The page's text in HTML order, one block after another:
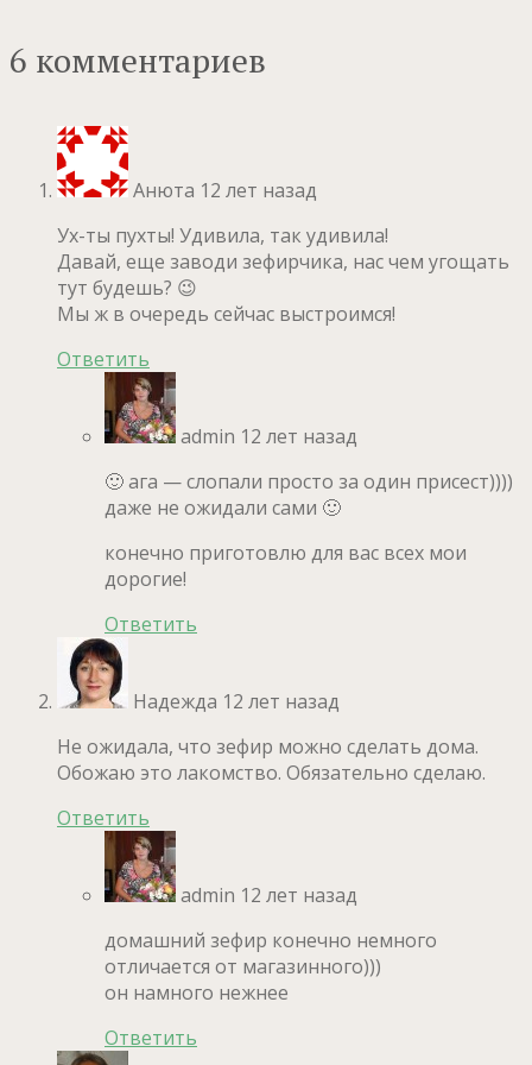
6 комментариев
Анюта 12 лет назад
Ух-ты пухты! Удивила, так удивила!
Давай, еще заводи зефирчика, нас чем угощать
тут будешь? 😉
Мы ж в очередь сейчас выстроимся!
Ответить
admin 12 лет назад
🙂 ага — слопали просто за один присест))))
даже не ожидали сами 🙂
конечно приготовлю для вас всех мои
дорогие!
Ответить
Надежда 12 лет назад
Не ожидала, что зефир можно сделать дома.
Обожаю это лакомство. Обязательно сделаю.
Ответить
admin 12 лет назад
домашний зефир конечно немного
отличается от магазинного)))
он намного нежнее
Ответить